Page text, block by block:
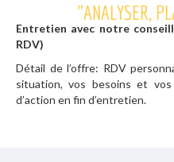
"ANALYSER,
Entretien avec notre
RDV)
Détail de l’offre: RDV
situation, vos besoins et
d’action en fin d’entretien.